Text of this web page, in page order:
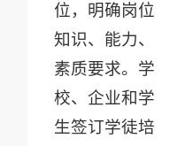
位，明确岗位
知识、能力、
素质要求。学
校、企业和学
生签订学徒培